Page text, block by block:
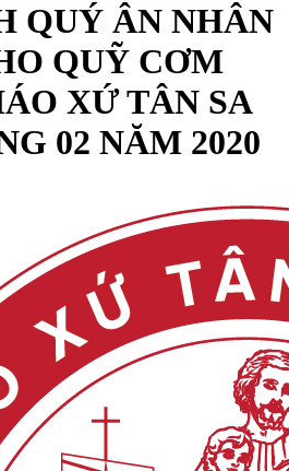
QUÝ ÂN NHÂN
QUỸ CƠM
XỨ TÂN SA
02 NĂM 2020